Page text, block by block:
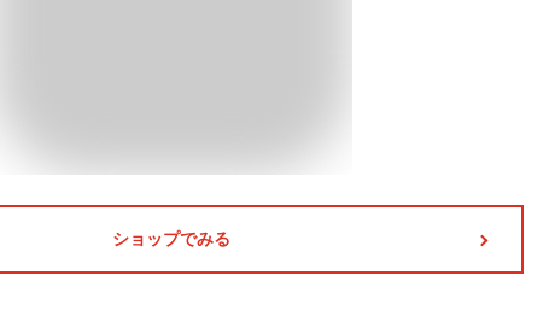
ショップでみる